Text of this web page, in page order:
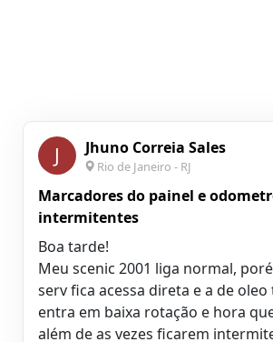
J Jhuno Correia Sales
Rio de Janeiro - RJ
Marcadores do painel e
intermitentes
Boa tarde!
Meu scenic 2001 liga normal,
serv fica acessa direta e a de
entra em baixa rotação e hora
além de as vezes ficarem